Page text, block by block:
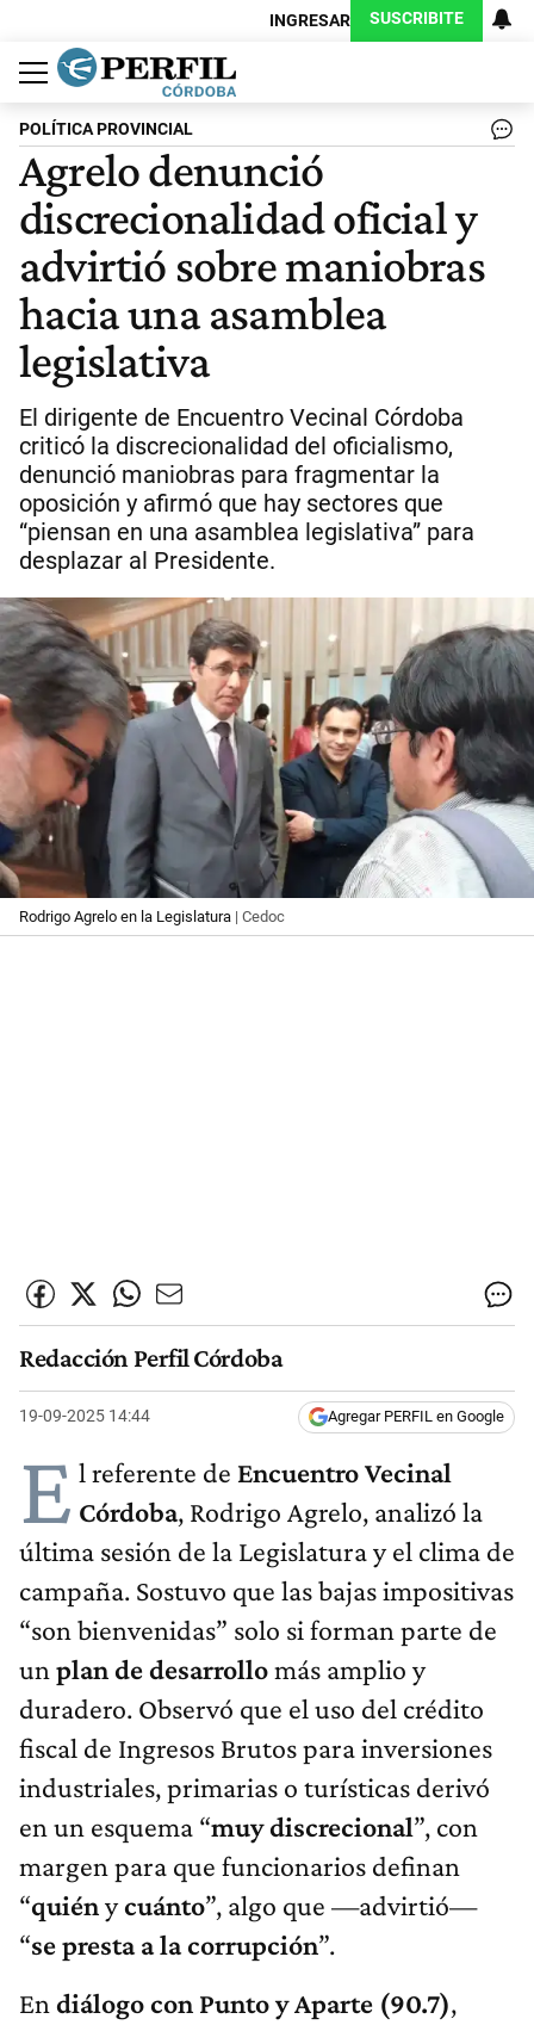
INGRESAR SUSCRIBITE
Política
Economía
Judiciales
Sociedad
Cultura
Espectáculos
Deportes
Protagonistas
POLÍTICA PROVINCIAL
Agrelo denunció
discrecionalidad oficial y
advirtió sobre maniobras
hacia una asamblea
legislativa
El dirigente de Encuentro Vecinal Córdoba
criticó la discrecionalidad del oficialismo,
denunció maniobras para fragmentar la
oposición y afirmó que hay sectores que
“piensan en una asamblea legislativa” para
desplazar al Presidente.
Rodrigo Agrelo en la Legislatura | Cedoc
Redacción Perfil Córdoba
19-09-2025 14:44 Agregar PERFIL en Google
E l referente de Encuentro Vecinal
Córdoba, Rodrigo Agrelo, analizó la
última sesión de la Legislatura y el clima de
campaña. Sostuvo que las bajas impositivas
“son bienvenidas” solo si forman parte de
un plan de desarrollomás amplio y
duradero. Observó que el uso del crédito
fiscal de Ingresos Brutos para inversiones
industriales, primarias o turísticas derivó
en un esquema “muy discrecional”, con
margen para que funcionarios definan
“quiénycuánto”, algo que —advirtió—
“se presta a la corrupción”.
En diálogo con Punto y Aparte (90.7),